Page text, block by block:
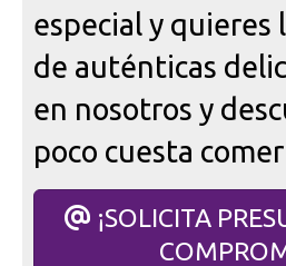
especial y quieres
de auténticas
en nosotros y
poco cuesta
¡SOLICITA